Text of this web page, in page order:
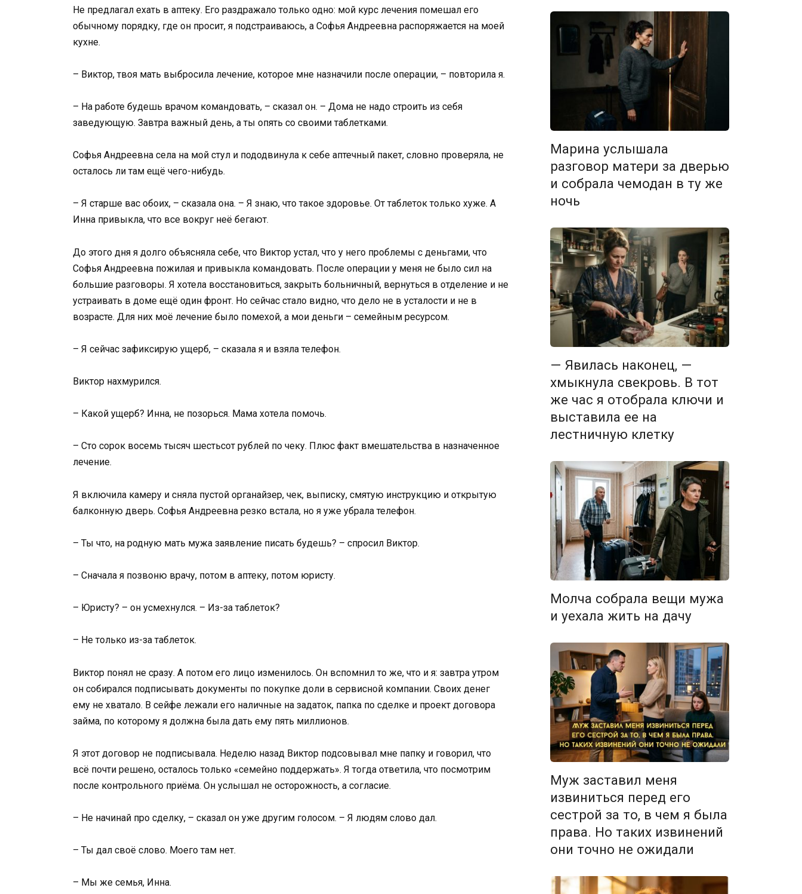
Не предлагал ехать в аптеку. Его раздражало только одно: мой курс лечения помешал его
обычному порядку, где он просит, я подстраиваюсь, а Софья Андреевна распоряжается на моей
кухне.
– Виктор, твоя мать выбросила лечение, которое мне назначили после операции, – повторила я.
– На работе будешь врачом командовать, – сказал он. – Дома не надо строить из себя
заведующую. Завтра важный день, а ты опять со своими таблетками.
Софья Андреевна села на мой стул и пододвинула к себе аптечный пакет, словно проверяла, не
осталось ли там ещё чего-нибудь.
– Я старше вас обоих, – сказала она. – Я знаю, что такое здоровье. От таблеток только хуже. А
Инна привыкла, что все вокруг неё бегают.
До этого дня я долго объясняла себе, что Виктор устал, что у него проблемы с деньгами, что
Софья Андреевна пожилая и привыкла командовать. После операции у меня не было сил на
большие разговоры. Я хотела восстановиться, закрыть больничный, вернуться в отделение и не
устраивать в доме ещё один фронт. Но сейчас стало видно, что дело не в усталости и не в
возрасте. Для них моё лечение было помехой, а мои деньги – семейным ресурсом.
– Я сейчас зафиксирую ущерб, – сказала я и взяла телефон.
Виктор нахмурился.
– Какой ущерб? Инна, не позорься. Мама хотела помочь.
– Сто сорок восемь тысяч шестьсот рублей по чеку. Плюс факт вмешательства в назначенное
лечение.
Я включила камеру и сняла пустой органайзер, чек, выписку, смятую инструкцию и открытую
балконную дверь. Софья Андреевна резко встала, но я уже убрала телефон.
– Ты что, на родную мать мужа заявление писать будешь? – спросил Виктор.
– Сначала я позвоню врачу, потом в аптеку, потом юристу.
– Юристу? – он усмехнулся. – Из-за таблеток?
– Не только из-за таблеток.
Виктор понял не сразу. А потом его лицо изменилось. Он вспомнил то же, что и я: завтра утром
он собирался подписывать документы по покупке доли в сервисной компании. Своих денег
ему не хватало. В сейфе лежали его наличные на задаток, папка по сделке и проект договора
займа, по которому я должна была дать ему пять миллионов.
Я этот договор не подписывала. Неделю назад Виктор подсовывал мне папку и говорил, что
всё почти решено, осталось только «семейно поддержать». Я тогда ответила, что посмотрим
после контрольного приёма. Он услышал не осторожность, а согласие.
– Не начинай про сделку, – сказал он уже другим голосом. – Я людям слово дал.
– Ты дал своё слово. Моего там нет.
– Мы же семья, Инна.
Марина услышала
разговор матери за дверью
и собрала чемодан в ту же
ночь
— Явилась наконец, —
хмыкнула свекровь. В тот
же час я отобрала ключи и
выставила ее на
лестничную клетку
Молча собрала вещи мужа
и уехала жить на дачу
Муж заставил меня
извиниться перед его
сестрой за то, в чем я была
права. Но таких извинений
они точно не ожидали